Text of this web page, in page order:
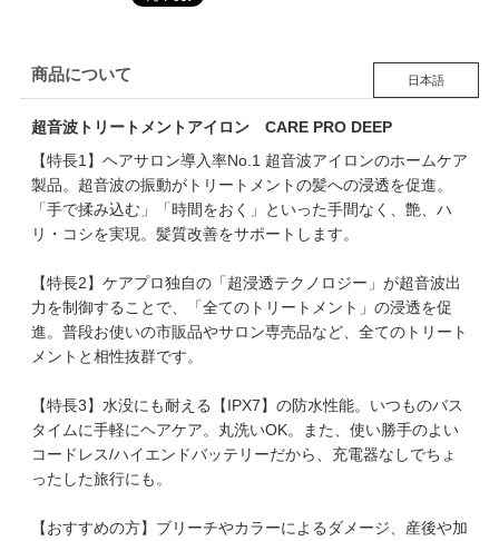
商品について 日本語
超音波トリートメントアイロン CARE PRO DEEP
【特長1】ヘアサロン導入率No.1 超音波アイロンのホームケア
製品。超音波の振動がトリートメントの髪への浸透を促進。
「手で揉み込む」「時間をおく」といった手間なく、艶、ハ
リ・コシを実現。髪質改善をサポートします。
【特長2】ケアプロ独自の「超浸透テクノロジー」が超音波出
力を制御することで、「全てのトリートメント」の浸透を促
進。普段お使いの市販品やサロン専売品など、全てのトリート
メントと相性抜群です。
【特長3】水没にも耐える【IPX7】の防水性能。いつものバス
タイムに手軽にヘアケア。丸洗いOK。また、使い勝手のよい
コードレス/ハイエンドバッテリーだから、充電器なしでちょ
ったした旅行にも。
【おすすめの方】ブリーチやカラーによるダメージ、産後や加